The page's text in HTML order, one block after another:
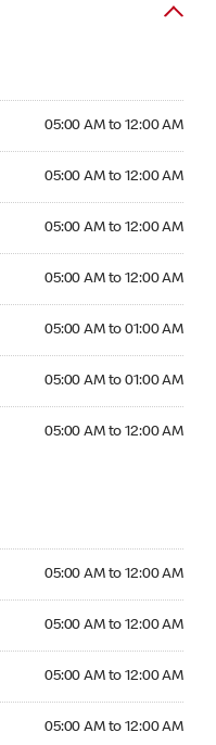
05:00 AM to 12:00 AM
05:00 AM to 12:00 AM
05:00 AM to 12:00 AM
05:00 AM to 12:00 AM
05:00 AM to 01:00 AM
05:00 AM to 01:00 AM
05:00 AM to 12:00 AM
05:00 AM to 12:00 AM
05:00 AM to 12:00 AM
05:00 AM to 12:00 AM
05:00 AM to 12:00 AM